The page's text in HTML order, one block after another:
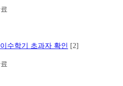
이수학기 초과자 확인 [2]